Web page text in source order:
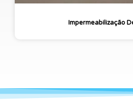
Impermeabilização